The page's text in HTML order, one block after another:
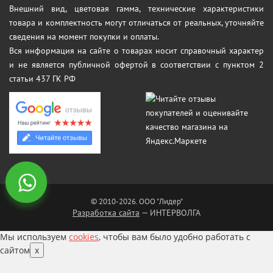
Внешний вид, цветовая гамма, технические характеристики
товара и комплектность могут отличаться от реальных, уточняйте
сведения на момент покупки и оплаты.
Вся информация на сайте о товарах носит справочный характер
и не является публичной офертой в соответствии с пунктом 2
статьи 437 ГК РФ
© 2010-2026. ООО "Лидер"
Разработка сайта — ИНТЕРВОЛГА
Мы используем cookies, чтобы вам было удобно работать с
сайтом x